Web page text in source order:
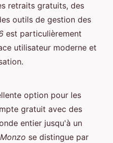
retraits gratuits, des
outils de gestion des
est particulièrement
utilisateur moderne et
option pour les
gratuit avec des
entier jusqu'à un
Monzo se distingue par